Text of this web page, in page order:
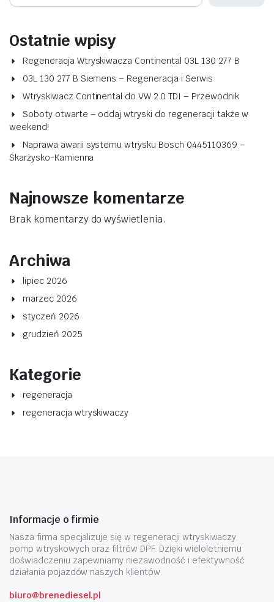
Ostatnie wpisy
Regeneracja Wtryskiwacza Continental 03L 130 277 B
03L 130 277 B Siemens – Regeneracja i Serwis
Wtryskiwacz Continental do VW 2.0 TDI – Przewodnik
Soboty otwarte – oddaj wtryski do regeneracji także w
weekend!
Naprawa awarii systemu wtrysku Bosch 0445110369 –
Skarżysko-Kamienna
Najnowsze komentarze
Brak komentarzy do wyświetlenia.
Archiwa
lipiec 2026
marzec 2026
styczeń 2026
grudzień 2025
Kategorie
regeneracja
regeneracja wtryskiwaczy
Informacje o firmie
Nasza firma specjalizuje się w regeneracji wtryskiwaczy,
pomp wtryskowych oraz filtrów DPF. Dzięki wieloletniemu
doświadczeniu zapewniamy niezawodność i efektywność
działania pojazdów naszych klientów.
biuro@brenediesel.pl